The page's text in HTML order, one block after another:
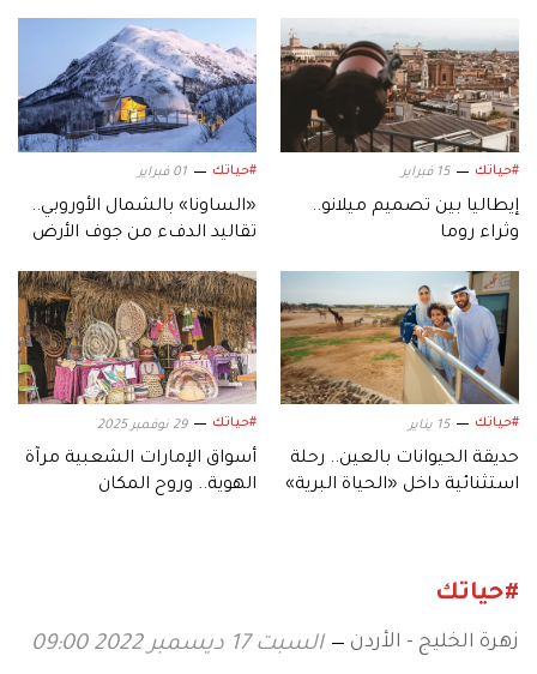
#حياتك 15 فبراير
إيطاليا بين تصميم ميلانو..
وثراء روما
#حياتك 01 فبراير
«الساونا» بالشمال الأوروبي..
تقاليد الدفء من جوف الأرض
#حياتك 15 يناير
حديقة الحيوانات بالعين.. رحلة
استثنائية داخل «الحياة البرية»
#حياتك 29 نوفمبر 2025
أسواق الإمارات الشعبية مرآة
الهوية.. وروح المكان
#حياتك
زهرة الخليج - الأردن السبت 17 ديسمبر 2022 09:00